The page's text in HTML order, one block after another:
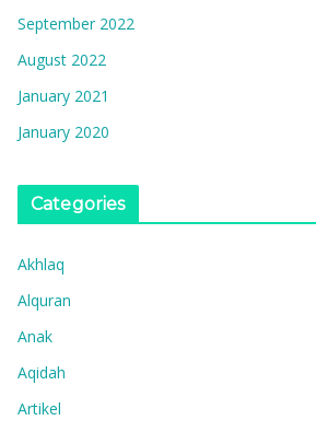
September 2022
August 2022
January 2021
January 2020
Categories
Akhlaq
Alquran
Anak
Aqidah
Artikel